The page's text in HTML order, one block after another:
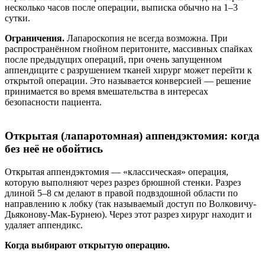
несколько часов после операции, выписка обычно на 1–3
сутки.
Ограничения. Лапароскопия не всегда возможна. При
распространённом гнойном перитоните, массивных спайках
после предыдущих операций, при очень запущенном
аппендиците с разрушением тканей хирург может перейти к
открытой операции. Это называется конверсией — решение
принимается во время вмешательства в интересах
безопасности пациента.
Открытая (лапаротомная) аппендэктомия: когда
без неё не обойтись
Открытая аппендэктомия — «классическая» операция,
которую выполняют через разрез брюшной стенки. Разрез
длиной 5–8 см делают в правой подвздошной области по
направлению к лобку (так называемый доступ по Волковичу-
Дьяконову-Мак-Бурнею). Через этот разрез хирург находит и
удаляет аппендикс.
Когда выбирают открытую операцию.